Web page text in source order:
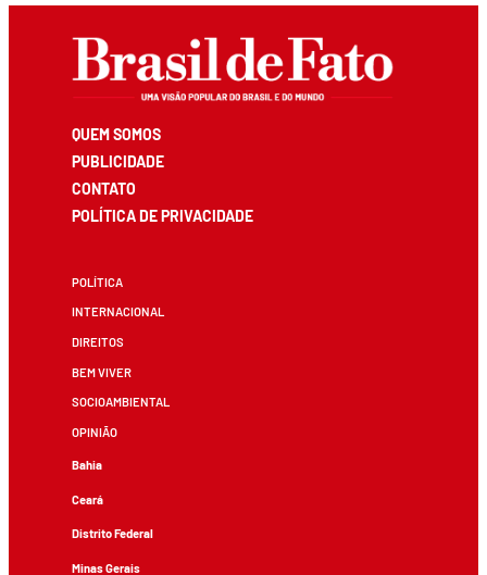
QUEM SOMOS
PUBLICIDADE
CONTATO
POLÍTICA DE PRIVACIDADE
POLÍTICA
INTERNACIONAL
DIREITOS
BEM VIVER
SOCIOAMBIENTAL
OPINIÃO
Bahia
Ceará
Distrito Federal
Minas Gerais